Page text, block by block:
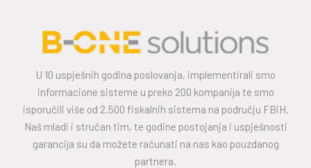
U 10 uspješnih godina poslovanja, implementirali smo
informacione sisteme u preko 200 kompanija te smo
isporučili više od 2.500 fiskalnih sistema na području FBiH.
Naš mladi i stručan tim, te godine postojanja i uspješnosti
garancija su da možete računati na nas kao pouzdanog
partnera.